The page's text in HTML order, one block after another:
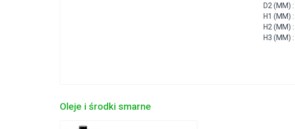
D2 (MM)
H1 (MM)
H2 (MM)
H3 (MM)
Oleje i środki smarne